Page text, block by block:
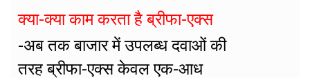
क्या-क्या काम करता है ब्रीफा-एक्स
-अब तक बाजार में उपलब्ध दवाओं की
तरह ब्रीफा-एक्स केवल एक-आध